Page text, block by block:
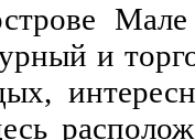
Мале
и